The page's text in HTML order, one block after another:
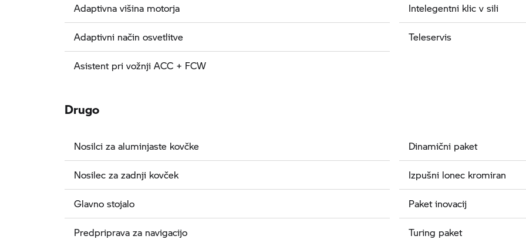
Adaptivna višina motorja
Adaptivni način osvetlitve
Asistent pri vožnji ACC + FCW
Intelegentni klic v sili
Teleservis
Drugo
Nosilci za aluminjaste kovčke
Nosilec za zadnji kovček
Glavno stojalo
Predpriprava za navigacijo
Dinamični paket
Izpušni lonec kromiran
Paket inovacij
Turing paket